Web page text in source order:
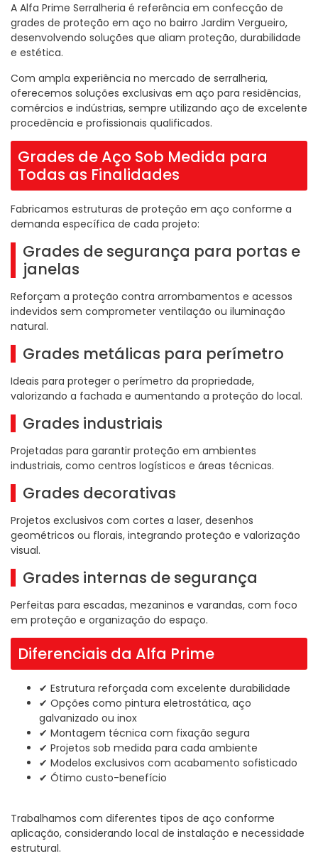
A Alfa Prime Serralheria é referência em confecção de
grades de proteção em aço no bairro Jardim Vergueiro,
desenvolvendo soluções que aliam proteção, durabilidade
e estética.
Com ampla experiência no mercado de serralheria,
oferecemos soluções exclusivas em aço para residências,
comércios e indústrias, sempre utilizando aço de excelente
procedência e profissionais qualificados.
Grades de Aço Sob Medida para
Todas as Finalidades
Fabricamos estruturas de proteção em aço conforme a
demanda específica de cada projeto:
Grades de segurança para portas e
janelas
Reforçam a proteção contra arrombamentos e acessos
indevidos sem comprometer ventilação ou iluminação
natural.
Grades metálicas para perímetro
Ideais para proteger o perímetro da propriedade,
valorizando a fachada e aumentando a proteção do local.
Grades industriais
Projetadas para garantir proteção em ambientes
industriais, como centros logísticos e áreas técnicas.
Grades decorativas
Projetos exclusivos com cortes a laser, desenhos
geométricos ou florais, integrando proteção e valorização
visual.
Grades internas de segurança
Perfeitas para escadas, mezaninos e varandas, com foco
em proteção e organização do espaço.
Diferenciais da Alfa Prime
✔ Estrutura reforçada com excelente durabilidade
✔ Opções como pintura eletrostática, aço
galvanizado ou inox
✔ Montagem técnica com fixação segura
✔ Projetos sob medida para cada ambiente
✔ Modelos exclusivos com acabamento sofisticado
✔ Ótimo custo-benefício
Trabalhamos com diferentes tipos de aço conforme
aplicação, considerando local de instalação e necessidade
estrutural.